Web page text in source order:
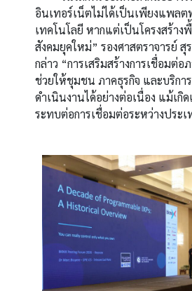
อินเทอร์เน็ตไม่ได้เป็นเพียงแพลต
เทคโนโลยี หากแต่เป็นโครงสร้า
สังคมยุคใหม่” รองศาสตราจารย์ สุ
กล่าว “การเสริมสร้างการเชื่อมต่อ
ช่วยให้ชุมชน ภาคธุรกิจ และบริกา
ดำเนินงานได้อย่างต่อเนื่อง แม้เกิ
ระทบต่อการเชื่อมต่อระหว่างประเ